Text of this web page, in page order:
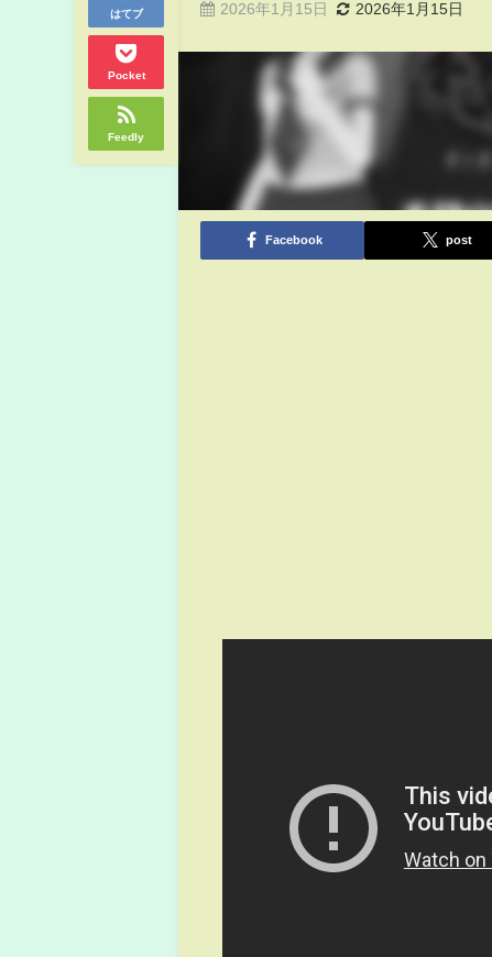
はてブ
Pocket
Feedly
2026年1月15日 2026年1月15日
Facebook post